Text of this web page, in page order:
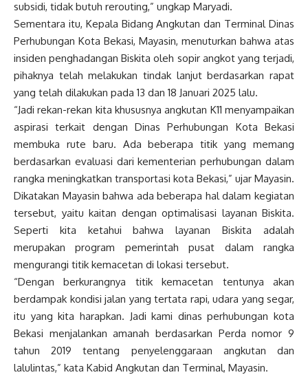
subsidi, tidak butuh rerouting,” ungkap Maryadi.
Sementara itu, Kepala Bidang Angkutan dan Terminal Dinas
Perhubungan Kota Bekasi, Mayasin, menuturkan bahwa atas
insiden penghadangan Biskita oleh sopir angkot yang terjadi,
pihaknya telah melakukan tindak lanjut berdasarkan rapat
yang telah dilakukan pada 13 dan 18 Januari 2025 lalu.
“Jadi rekan-rekan kita khususnya angkutan K11 menyampaikan
aspirasi terkait dengan Dinas Perhubungan Kota Bekasi
membuka rute baru. Ada beberapa titik yang memang
berdasarkan evaluasi dari kementerian perhubungan dalam
rangka meningkatkan transportasi kota Bekasi,” ujar Mayasin.
Dikatakan Mayasin bahwa ada beberapa hal dalam kegiatan
tersebut, yaitu kaitan dengan optimalisasi layanan Biskita.
Seperti kita ketahui bahwa layanan Biskita adalah
merupakan program pemerintah pusat dalam rangka
mengurangi titik kemacetan di lokasi tersebut.
“Dengan berkurangnya titik kemacetan tentunya akan
berdampak kondisi jalan yang tertata rapi, udara yang segar,
itu yang kita harapkan. Jadi kami dinas perhubungan kota
Bekasi menjalankan amanah berdasarkan Perda nomor 9
tahun 2019 tentang penyelenggaraan angkutan dan
lalulintas,” kata Kabid Angkutan dan Terminal, Mayasin.